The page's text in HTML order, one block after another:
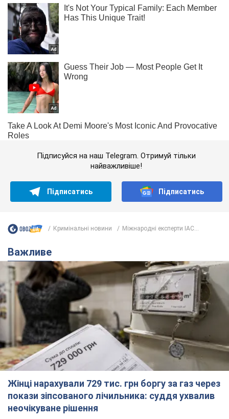
Підписуйся на наш Telegram. Отримуй тільки
найважливіше!
Підписатись Підписатись
Кримінальні новини Міжнародні експерти IAC...
Важливе
Жінці нарахували 729 тис. грн боргу за газ через
покази зіпсованого лічильника: суддя ухвалив
неочікуване рішення